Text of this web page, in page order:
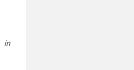
in